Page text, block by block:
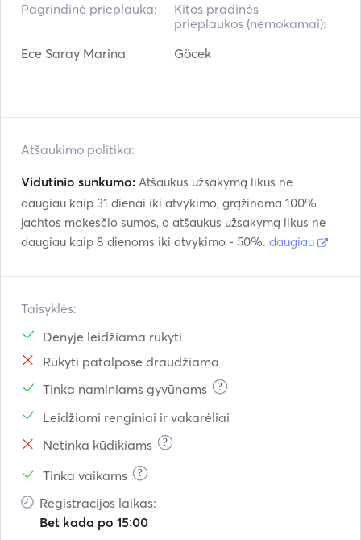
Pagrindinė prieplauka:
Ece Saray Marina
Kitos pradinės
prieplaukos (nemokamai):
Göcek
Atšaukimo politika:
Vidutinio sunkumo: Atšaukus užsakymą likus ne
daugiau kaip 31 dienai iki atvykimo, grąžinama 100%
jachtos mokesčio sumos, o atšaukus užsakymą likus ne
daugiau kaip 8 dienoms iki atvykimo - 50%. daugiau
Taisyklės:
Denyje leidžiama rūkyti
Rūkyti patalpose draudžiama
Tinka naminiams gyvūnams
?
Leidžiami renginiai ir vakarėliai
Netinka kūdikiams
?
Tinka vaikams ?
Registracijos laikas:
Bet kada po 15:00